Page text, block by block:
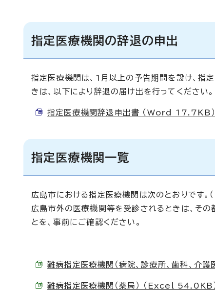
指定医療機関の辞退の申出
指定医療機関は、1月以上の予告期間を設け、指
きは、以下により辞退の届け出を行ってください。
指定医療機関辞退申出書 （Word 17.7KB）
指定医療機関一覧
広島市における指定医療機関は次のとおりです。
広島市外の医療機関等を受診されるときは、そ
とを、事前にご確認ください。
難病指定医療機関（病院、診療所、歯科、介
難病指定医療機関（薬局） （Excel 54.0KB